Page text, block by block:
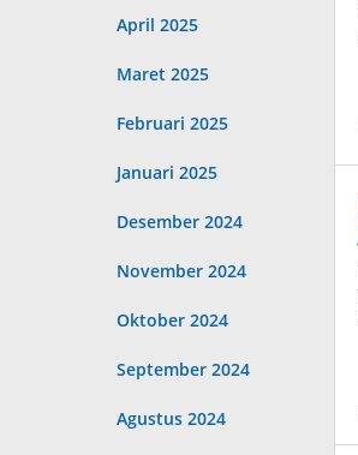
April 2025
Maret 2025
Februari 2025
Januari 2025
Desember 2024
November 2024
Oktober 2024
September 2024
Agustus 2024